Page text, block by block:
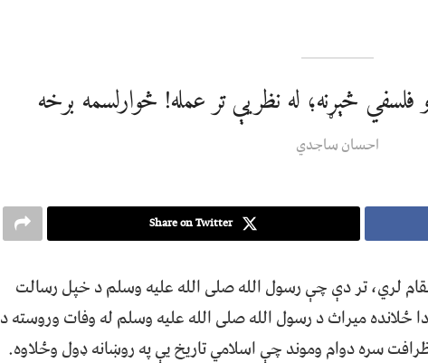
څېړنه؛ له نظریې تر عمله! څوارلسمه برخه
احسان ساجدي
Share on Twitter
لري، تر دې چې رسول الله صلی الله علیه وسلم د خپل رسالت
ځلانده میراث د رسول الله صلی الله علیه وسلم له وفات وروسته د
سره دوام وموند چې اسلامي تاریخ یې په روښانه ډول وځلاوه.